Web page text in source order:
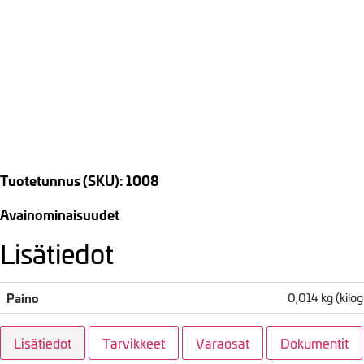
Tuotetunnus (SKU): 1008
Avainominaisuudet
Lisätiedot
Paino 0,014 kg
Lisätiedot Tarvikkeet Varaosat Dokumentit